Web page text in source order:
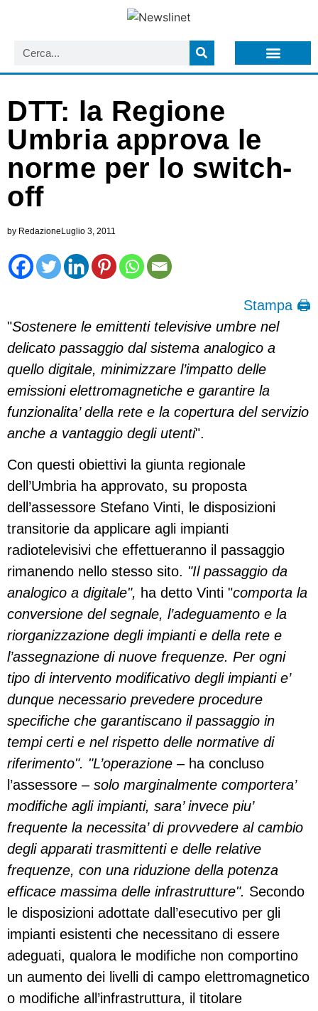
DTT: la Regione
Umbria approva le
norme per lo switch-
off
by RedazioneLuglio 3, 2011
Stampa 🖨
"Sostenere le emittenti televisive umbre nel
delicato passaggio dal sistema analogico a
quello digitale, minimizzare l’impatto delle
emissioni elettromagnetiche e garantire la
funzionalita’ della rete e la copertura del servizio
anche a vantaggio degli utenti".
Con questi obiettivi la giunta regionale
dell’Umbria ha approvato, su proposta
dell’assessore Stefano Vinti, le disposizioni
transitorie da applicare agli impianti
radiotelevisivi che effettueranno il passaggio
rimanendo nello stesso sito. "Il passaggio da
analogico a digitale", ha detto Vinti "comporta la
conversione del segnale, l’adeguamento e la
riorganizzazione degli impianti e della rete e
l’assegnazione di nuove frequenze. Per ogni
tipo di intervento modificativo degli impianti e’
dunque necessario prevedere procedure
specifiche che garantiscano il passaggio in
tempi certi e nel rispetto delle normative di
riferimento". "L’operazione –ha concluso
l’assessore – solo marginalmente comportera’
modifiche agli impianti, sara’ invece piu’
frequente la necessita’ di provvedere al cambio
degli apparati trasmittenti e delle relative
frequenze, con una riduzione della potenza
efficace massima delle infrastrutture". Secondo
le disposizioni adottate dall’esecutivo per gli
impianti esistenti che necessitano di essere
adeguati, qualora le modifiche non comportino
un aumento dei livelli di campo elettromagnetico
o modifiche all’infrastruttura, il titolare